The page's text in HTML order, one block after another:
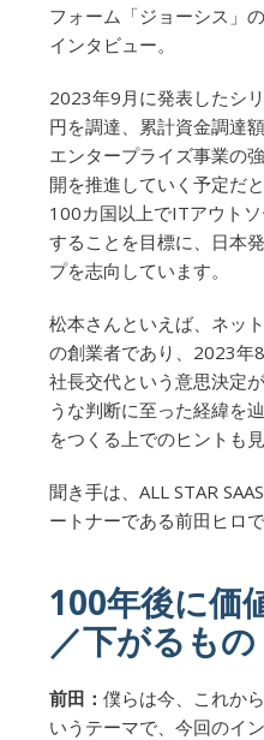
フォーム「ジョーシス」
インタビュー。
2023年9月に発表したシ
円を調達、累計資金調達
エンタープライズ事業の
開を推進していく予定だ
100カ国以上でITアウト
することを目標に、日本
プを志向しています。
松本さんといえば、ネッ
の創業者であり、2023年
社長交代という意思決定
うな判断に至った経緯を
をつくる上でのヒントも
聞き手は、ALL STAR
ートナーである前田ヒロで
100年後に価
／下がるもの
前田： 僕らは今、これか
いうテーマで、今回のイ